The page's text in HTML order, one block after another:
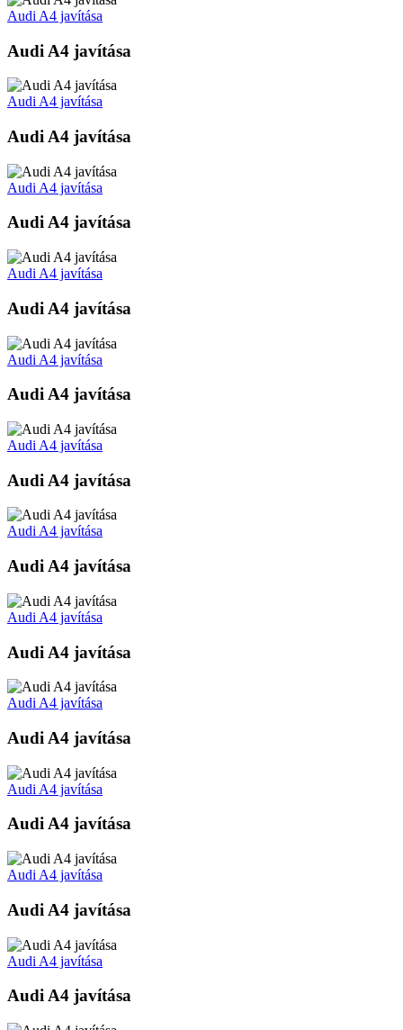
Audi A4 javítása
Audi A4 javítása
Audi A4 javítása
Audi A4 javítása
Audi A4 javítása
Audi A4 javítása
Audi A4 javítása
Audi A4 javítása
Audi A4 javítása
Audi A4 javítása
Audi A4 javítása
Audi A4 javítása
Audi A4 javítása
Audi A4 javítása
Audi A4 javítása
Audi A4 javítása
Audi A4 javítása
Audi A4 javítása
Audi A4 javítása
Audi A4 javítása
Audi A4 javítása
Audi A4 javítása
Audi A4 javítása
Audi A4 javítása